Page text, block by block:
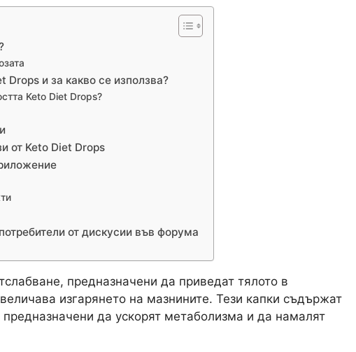
Drops и за какво се използва?
Keto Diet Drops?
от Keto Diet Drops
от дискусии във форума
предназначени да приведат тялото в
изгарянето на мазнините. Тези капки съдържат
да ускорят метаболизма и да намалят